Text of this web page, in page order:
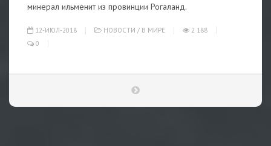
минерал ильменит из провинции Рогаланд.
12-ИЮЛ-2018 НОВОСТИ / В МИРЕ
2 188
0